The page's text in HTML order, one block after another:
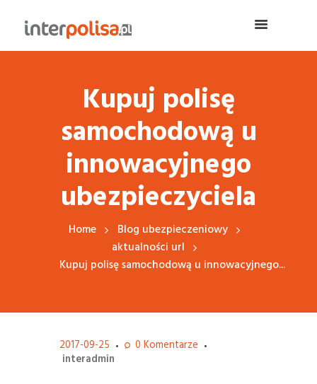
Kupuj polisę
samochodową u
innowacyjnego
ubezpieczyciela
Home
Blog ubezpieczeniowy
aktualności url
Kupuj polisę samochodową u innowacyjnego...
2017-09-25 0 Komentarze
interadmin